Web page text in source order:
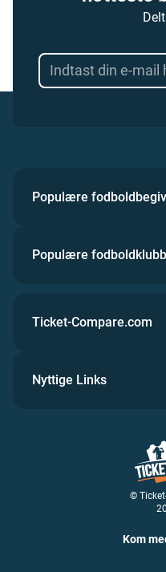
Populære
Populære
©
Kom
Ticket-Compare.com
Nyttige Links